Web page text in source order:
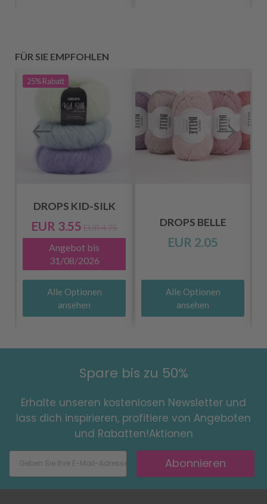
FÜR SIE EMPFOHLEN
25%Rabatt
DROPS KID-SILK
EUR 3.55 EUR 4.75
Angebot bis
31/08/2026
Alle Optionen
ansehen
DROPS BELLE
EUR 2.05
Alle Optionen
ansehen
Spare bis zu 50%
Erhalte unseren kostenlosen Newsletter und
lass dich inspirieren, profitiere von Angeboten
und Rabatten!Aktionen
Abonnieren